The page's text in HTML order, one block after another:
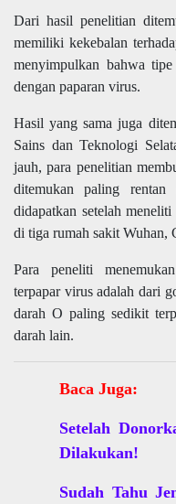
Dari hasil penelitian
memiliki kekebalan
menyimpulkan bahwa
dengan paparan virus.
Hasil yang sama juga
Sains dan Teknologi
jauh, para penelitian
ditemukan paling
didapatkan setelah
di tiga rumah sakit Wuhan,
Para peneliti
terpapar virus adalah dari
darah O paling sedikit
darah lain.
Baca Juga:
Setelah
Dilakukan!
Sudah Tahu